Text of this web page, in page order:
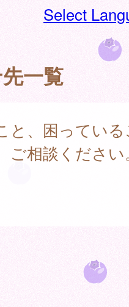
Select
一覧
と、困っている
相談ください